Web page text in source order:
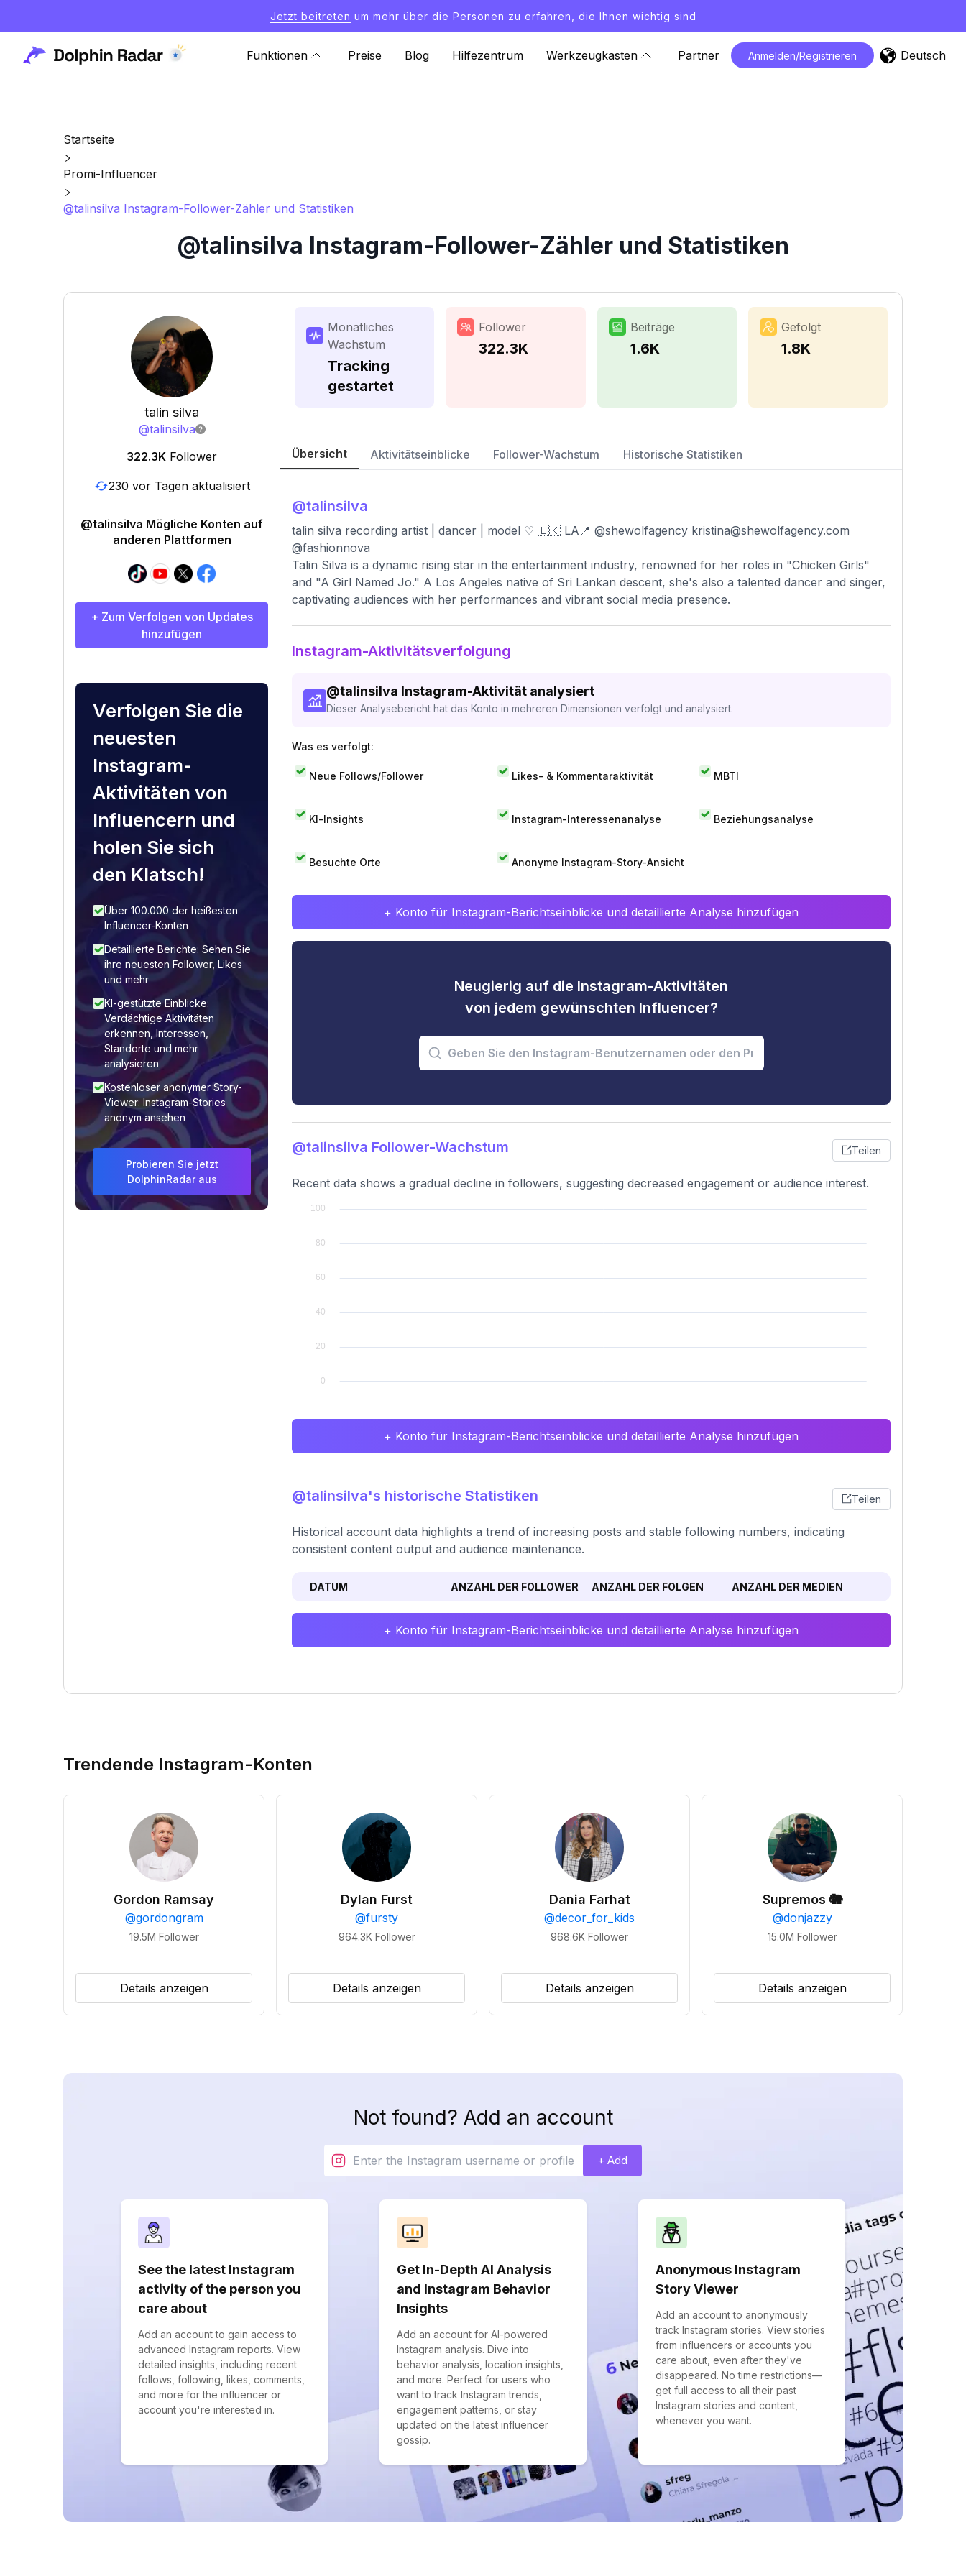
Jetzt beitreten um mehr über die Personen zu erfahren, die Ihnen wichtig sind
Funktionen Preise Blog Hilfezentrum Werkzeugkasten Partner Anmelden/Registrieren Deutsch
Startseite
Promi-Influencer
@talinsilva Instagram-Follower-Zähler und Statistiken
@talinsilva Instagram-Follower-Zähler und Statistiken
talin silva
@talinsilva
322.3K Follower
230 vor Tagen aktualisiert
@talinsilva Mögliche Konten auf
anderen Plattformen
+ Zum Verfolgen von Updates
hinzufügen
Verfolgen Sie die
neuesten
Instagram-
Aktivitäten von
Influencern und
holen Sie sich
den Klatsch!
Über 100.000 der heißesten
Influencer-Konten
Detaillierte Berichte: Sehen Sie
ihre neuesten Follower, Likes
und mehr
KI-gestützte Einblicke:
Verdächtige Aktivitäten
erkennen, Interessen,
Standorte und mehr
analysieren
Kostenloser anonymer Story-
Viewer: Instagram-Stories
anonym ansehen
Probieren Sie jetzt
DolphinRadar aus
Monatliches
Wachstum
Tracking
gestartet
Follower
322.3K
Beiträge
1.6K
Gefolgt
1.8K
Übersicht Aktivitätseinblicke Follower-Wachstum Historische Statistiken
@talinsilva
talin silva recording artist | dancer | model ♡ 🇱🇰 LA📍 @shewolfagency kristina@shewolfagency.com
@fashionnova
Talin Silva is a dynamic rising star in the entertainment industry, renowned for her roles in "Chicken Girls"
and "A Girl Named Jo." A Los Angeles native of Sri Lankan descent, she's also a talented dancer and singer,
captivating audiences with her performances and vibrant social media presence.
Instagram-Aktivitätsverfolgung
@talinsilva Instagram-Aktivität analysiert
Dieser Analysebericht hat das Konto in mehreren Dimensionen verfolgt und analysiert.
Was es verfolgt:
Neue Follows/Follower Likes- & Kommentaraktivität MBTI
KI-Insights Instagram-Interessenanalyse Beziehungsanalyse
Besuchte Orte Anonyme Instagram-Story-Ansicht
+ Konto für Instagram-Berichtseinblicke und detaillierte Analyse hinzufügen
Neugierig auf die Instagram-Aktivitäten
von jedem gewünschten Influencer?
@talinsilva Follower-Wachstum Teilen
Recent data shows a gradual decline in followers, suggesting decreased engagement or audience interest.
+ Konto für Instagram-Berichtseinblicke und detaillierte Analyse hinzufügen
@talinsilva's historische Statistiken Teilen
Historical account data highlights a trend of increasing posts and stable following numbers, indicating
consistent content output and audience maintenance.
DATUM ANZAHL DER FOLLOWER ANZAHL DER FOLGEN ANZAHL DER MEDIEN
+ Konto für Instagram-Berichtseinblicke und detaillierte Analyse hinzufügen
Trendende Instagram-Konten
Gordon Ramsay
@gordongram
19.5M Follower
Details anzeigen
Dylan Furst
@fursty
964.3K Follower
Details anzeigen
Dania Farhat
@decor_for_kids
968.6K Follower
Details anzeigen
Supremos 🐘
@donjazzy
15.0M Follower
Details anzeigen
Not found? Add an account
+ Add
See the latest Instagram
activity of the person you
care about
Add an account to gain access to
advanced Instagram reports. View
detailed insights, including recent
follows, following, likes, comments,
and more for the influencer or
account you're interested in.
Get In-Depth AI Analysis
and Instagram Behavior
Insights
Add an account for AI-powered
Instagram analysis. Dive into
behavior analysis, location insights,
and more. Perfect for users who
want to track Instagram trends,
engagement patterns, or stay
updated on the latest influencer
gossip.
Anonymous Instagram
Story Viewer
Add an account to anonymously
track Instagram stories. View stories
from influencers or accounts you
care about, even after they've
disappeared. No time restrictions—
get full access to all their past
Instagram stories and content,
whenever you want.